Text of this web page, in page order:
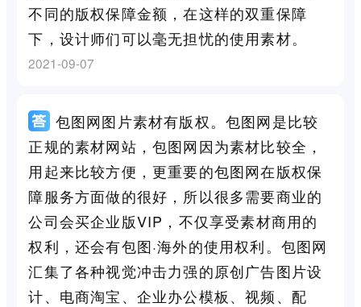
不同的版权保障金额，在这样的双重保障
下，设计师们可以毫无担忧的使用素材。
2021-09-07
包图网图片素材有版权。包图网是比较
正规的素材网站，包图网因为素材比较全，
用起来比较方便，更重要的包图网在版权保
障服务方面做的很好，所以很多需要商业的
公司会买企业版VIP，不仅享受素材商用的
权利，还会有包图·海外的使用权利。包图网
汇集了各种视觉冲击力强的原创广告图片设
计、电商淘宝、企业办公模板、视频、配